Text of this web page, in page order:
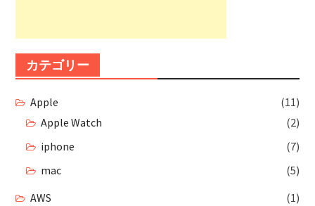
カテゴリー
Apple
(11)
Apple Watch
(2)
iphone
(7)
mac
(5)
AWS
(1)